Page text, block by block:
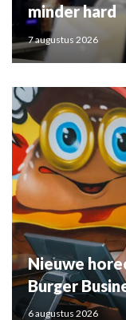
minder hard
7 augustus 2026
Nieuwe
Burger
6 augustus 2026